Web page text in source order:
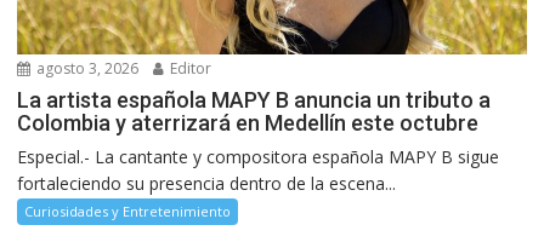
agosto 3, 2026 Editor
La artista española MAPY B anuncia un tributo a
Colombia y aterrizará en Medellín este octubre
Especial.- La cantante y compositora española MAPY B sigue
fortaleciendo su presencia dentro de la escena...
Curiosidades y Entretenimiento